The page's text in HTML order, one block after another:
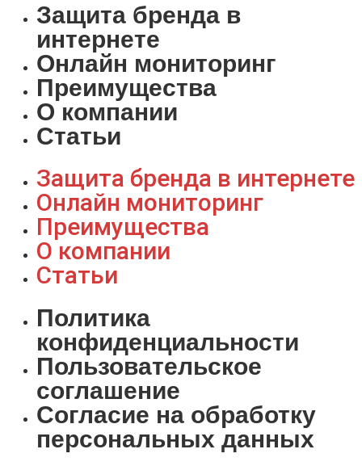
Защита бренда в
интернете
Онлайн мониторинг
Преимущества
О компании
Статьи
Защита бренда в интернете
Онлайн мониторинг
Преимущества
О компании
Статьи
Политика
конфиденциальности
Пользовательское
соглашение
Согласие на обработку
персональных данных